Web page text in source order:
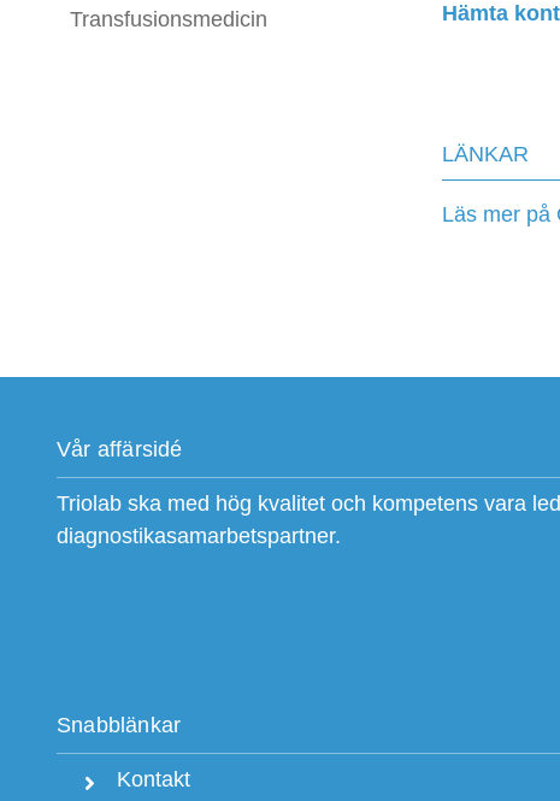
Transfusionsmedicin Hämta
LÄNKAR
Läs mer på
Vår affärsidé
Triolab ska med hög kvalitet och kompetens vara
diagnostikasamarbetspartner.
Snabblänkar
Kontakt